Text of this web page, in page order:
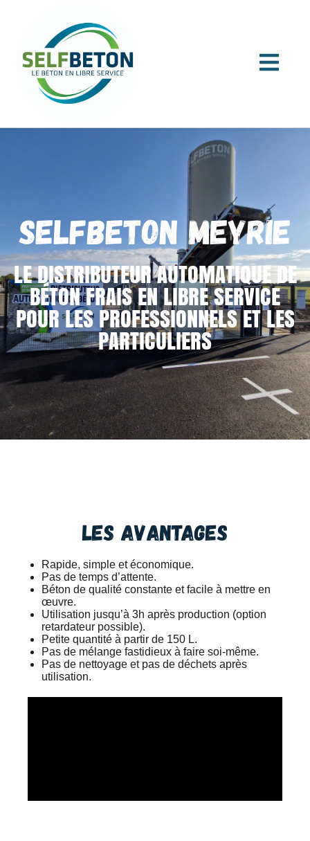
SELFBETON MEYRIE
LE DISTRIBUTEUR AUTOMATIQUE DE
BÉTON FRAIS EN LIBRE SERVICE
POUR LES PROFESSIONNELS ET LES
PARTICULIERS
Les avantages
Rapide, simple et économique.
Pas de temps d’attente.
Béton de qualité constante et facile à mettre en
œuvre.
Utilisation jusqu’à 3h après production (option
retardateur possible).
Petite quantité à partir de 150 L.
Pas de mélange fastidieux à faire soi-même.
Pas de nettoyage et pas de déchets après
utilisation.